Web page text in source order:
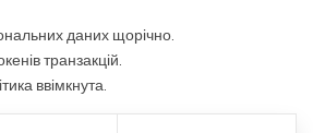
даних щорічно.
транзакцій.
ввімкнута.